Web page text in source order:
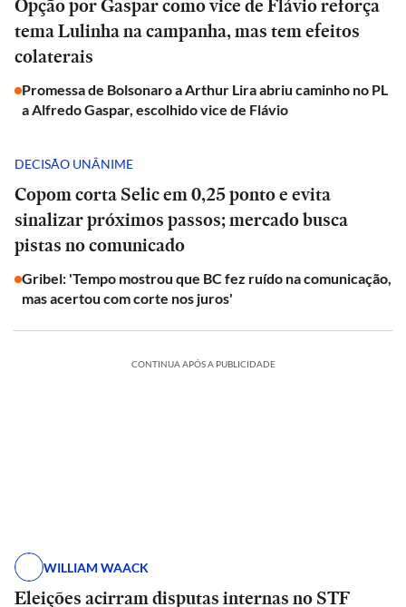
Opção por Gaspar como vice de Flávio reforça
tema Lulinha na campanha, mas tem efeitos
colaterais
Promessa de Bolsonaro a Arthur Lira abriu caminho no PL
a Alfredo Gaspar, escolhido vice de Flávio
DECISÃO UNÂNIME
Copom corta Selic em 0,25 ponto e evita
sinalizar próximos passos; mercado busca
pistas no comunicado
Gribel: 'Tempo mostrou que BC fez ruído na comunicação,
mas acertou com corte nos juros'
CONTINUA APÓS A PUBLICIDADE
WILLIAM WAACK
Eleições acirram disputas internas no STF